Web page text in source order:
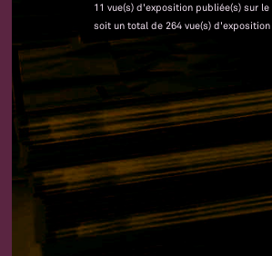
11 vue(s) d'exposition publiée(s) sur
soit un total de 264 vue(s)